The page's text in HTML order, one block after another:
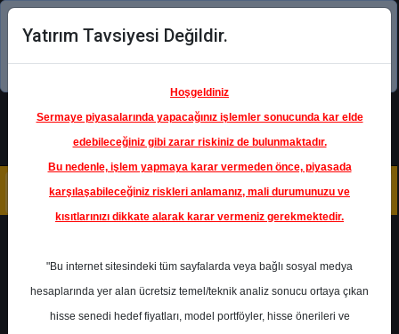
Şimdi uygulamayı indirin!
Yatırım Tavsiyesi Değildir.
Hoşgeldiniz
Sermaye piyasalarında yapacağınız işlemler sonucunda kar elde
edebileceğiniz gibi zarar riskiniz de bulunmaktadır.
Bu nedenle, işlem yapmaya karar vermeden önce, piyasada
karşılaşabileceğiniz riskleri anlamanız, mali durumunuzu ve
kısıtlarınızı dikkate alarak karar vermeniz gerekmektedir.
"Bu internet sitesindeki tüm sayfalarda veya bağlı sosyal medya
hesaplarında yer alan ücretsiz temel/teknik analiz sonucu ortaya çıkan
hisse senedi hedef fiyatları, model portföyler, hisse önerileri ve